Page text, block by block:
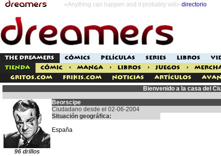
«Anything can happen and it probably will» directorio
THE DREAMERS CÓMICS PELÍCULAS SERIES LIBROS
TIENDA
CÓMIC > MANGA > LIBROS > JUEGOS >
Gritos.com
Frikis.com Noticias Artículos
Bienvenido a la casa del
96 drillos
Beorscipe
Ciudadano desde el 02-06-2004
Situación geográfica:
España